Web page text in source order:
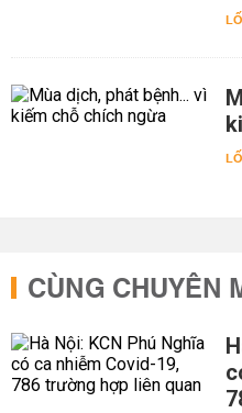
CÙNG CHUYÊN